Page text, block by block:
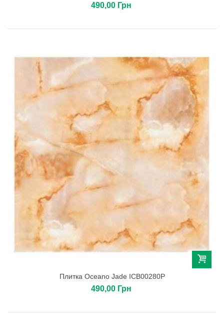
490,00 Грн
Плитка Oceano Jade ICB00280P
490,00 Грн